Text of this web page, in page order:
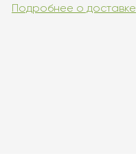
Подробнее о доставке